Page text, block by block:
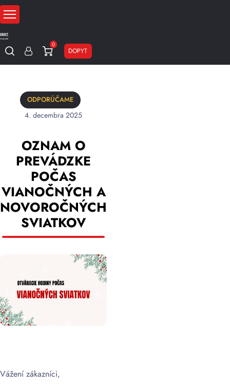
0
DOPYT
ODPORÚČAME
4. decembra 2025
OZNAM O
PREVÁDZKE
POČAS
VIANOČNÝCH A
NOVOROČNÝCH
SVIATKOV
Vážení zákazníci,